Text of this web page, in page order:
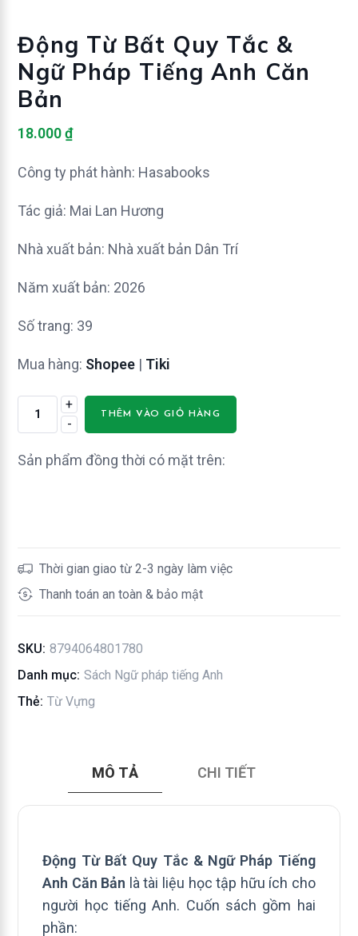
Động Từ Bất Quy Tắc &
Ngữ Pháp Tiếng Anh Căn
Bản
18.000₫
Công ty phát hành: Hasabooks
Tác giả: Mai Lan Hương
Nhà xuất bản: Nhà xuất bản Dân Trí
Năm xuất bản: 2026
Số trang: 39
Mua hàng: Shopee | Tiki
-
Bất
Pháp
Tiếng
Bản
số
lượng
+
THÊM VÀO GIỎ HÀNG
Sản phẩm đồng thời có mặt trên:
Thời gian giao từ 2-3 ngày làm việc
Thanh toán an toàn & bảo mật
SKU: 8794064801780
Danh mục: Sách Ngữ pháp tiếng Anh
Thẻ: Từ Vựng
MÔ TẢ CHI TIẾT
Động Từ Bất Quy Tắc & Ngữ Pháp Tiếng
Anh Căn Bản là tài liệu học tập hữu ích cho
người học tiếng Anh. Cuốn sách gồm hai
phần: